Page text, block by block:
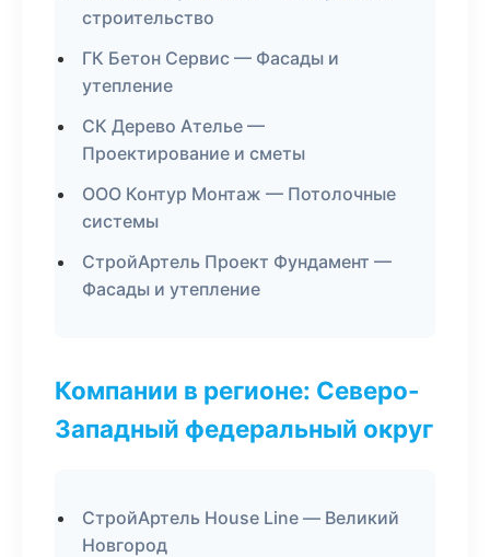
строительство
ГК Бетон Сервис — Фасады и
утепление
СК Дерево Ателье —
Проектирование и сметы
ООО Контур Монтаж — Потолочные
системы
СтройАртель Проект Фундамент —
Фасады и утепление
Компании в регионе: Северо-
Западный федеральный округ
СтройАртель House Line — Великий
Новгород